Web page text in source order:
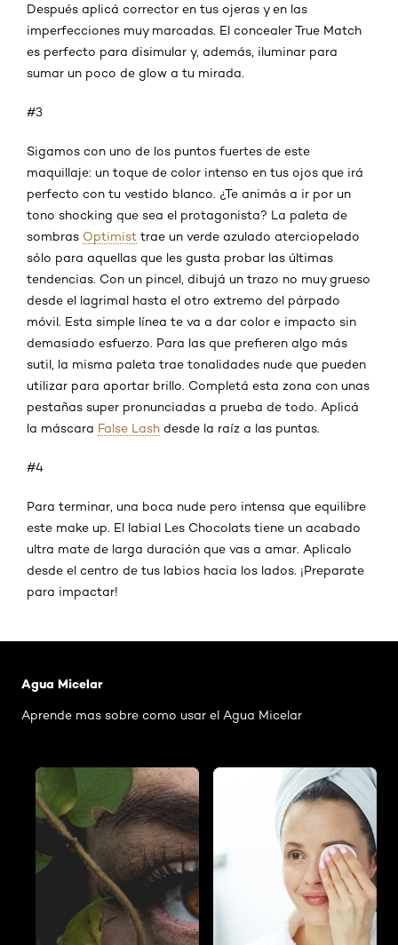
Después aplicá corrector en tus ojeras y en las
imperfecciones muy marcadas. El concealer True Match
es perfecto para disimular y, además, iluminar para
sumar un poco de glow a tu mirada.
#3
Sigamos con uno de los puntos fuertes de este
maquillaje: un toque de color intenso en tus ojos que irá
perfecto con tu vestido blanco. ¿Te animás a ir por un
tono shocking que sea el protagonista? La paleta de
sombras Optimist trae un verde azulado aterciopelado
sólo para aquellas que les gusta probar las últimas
tendencias. Con un pincel, dibujá un trazo no muy grueso
desde el lagrimal hasta el otro extremo del párpado
móvil. Esta simple línea te va a dar color e impacto sin
demasiado esfuerzo. Para las que prefieren algo más
sutil, la misma paleta trae tonalidades nude que pueden
utilizar para aportar brillo. Completá esta zona con unas
pestañas super pronunciadas a prueba de todo. Aplicá
la máscara False Lash desde la raíz a las puntas.
#4
Para terminar, una boca nude pero intensa que equilibre
este make up. El labial Les Chocolats tiene un acabado
ultra mate de larga duración que vas a amar. Aplicalo
desde el centro de tus labios hacia los lados. ¡Preparate
para impactar!
Agua Micelar
Aprende mas sobre como usar el Agua Micelar